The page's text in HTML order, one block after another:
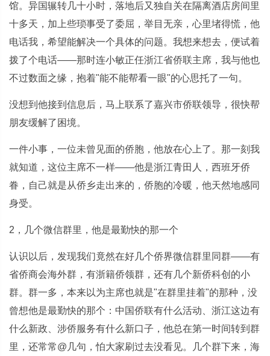
馆。异国辗转几十小时，落地后又独自关在隔离酒店房间里
十多天，加上些琐事受了委屈，举目无亲，心里堵得慌，他
电话我，希望能解决一个具体的问题。我想来想去，便试着
拨了个电话——那时连小敏正任浙江省侨联主席，我与他也
不过数面之缘，抱着"能不能帮看一眼"的心思托了一句。
没想到他接到信息后，马上联系了嘉兴市侨联领导，很快帮
朋友缓解了困境。
一件小事，一位未曾见面的侨胞，他放在心上了。那一刻我
就知道，这位主席不一样——他是浙江青田人，西班牙侨
眷，自己就是从侨乡走出来的，侨胞的冷暖，他天然地感同
身受。
2，几个微信群里，他是最勤快的那一个
认识以后，发现我们竟然在好几个侨界微信群里同群——有
省侨商会海外群，有浙籍侨领群，还有几个新侨科创的小
群。群一多，本来以为主席也就是"在群里挂着"的那种，没
曾想他是最勤快的那个：中国侨联有什么活动、浙江这边有
什么新政、涉侨服务有什么新口子，他总在第一时间转到群
里，还常常@几句，怕大家刷过去没看见。几个群下来，海